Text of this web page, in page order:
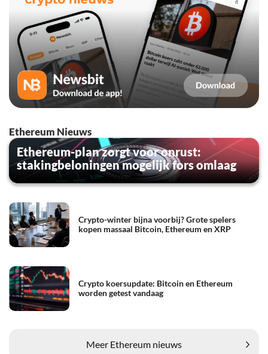
Ethereum Nieuws
Ethereum-plan zorgt voor onrust:
stakingbeloningen mogelijk fors omlaag
Crypto-winter bijna voorbij? Grote spelers
kopen massaal Bitcoin, Ethereum en XRP
Crypto koersupdate: Bitcoin en Ethereum
worden getest vandaag
Meer Ethereum nieuws